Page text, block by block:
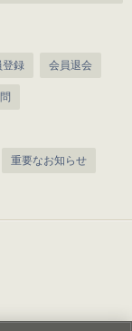
登録 会員退会
重要なお知らせ